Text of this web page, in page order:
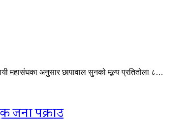
महासंघका अनुसार छापावाल सुनको मूल्य प्रतितोला ८…
जना पक्राउ